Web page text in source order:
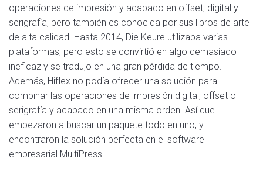
operaciones de impresión y acabado en offset, digital y
serigrafía, pero también es conocida por sus libros de arte
de alta calidad. Hasta 2014, Die Keure utilizaba varias
plataformas, pero esto se convirtió en algo demasiado
ineficaz y se tradujo en una gran pérdida de tiempo.
Además, Hiflex no podía ofrecer una solución para
combinar las operaciones de impresión digital, offset o
serigrafía y acabado en una misma orden. Así que
empezaron a buscar un paquete todo en uno, y
encontraron la solución perfecta en el software
empresarial MultiPress.